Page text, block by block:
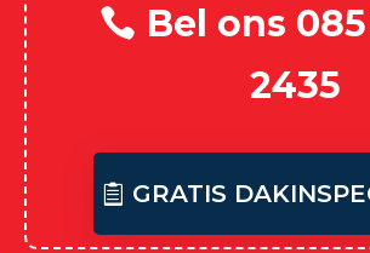
Bel ons
2435
GRATIS